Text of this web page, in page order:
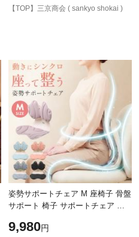
【TOP】三京商会 ( sankyo shokai )
姿勢サポートチェア M 座椅子 骨盤
サポート 椅子 サポートチェア 子
ン 洗える デスクワーク テレワー
9,980円